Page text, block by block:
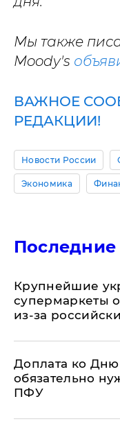
Мы также
Moody's
ВАЖНОЕ
РЕДАКЦИИ!
Новости России
Экономика
Последние
Крупнейшие
супермаркеты
из-за
Доплата ко
обязательно
ПФУ